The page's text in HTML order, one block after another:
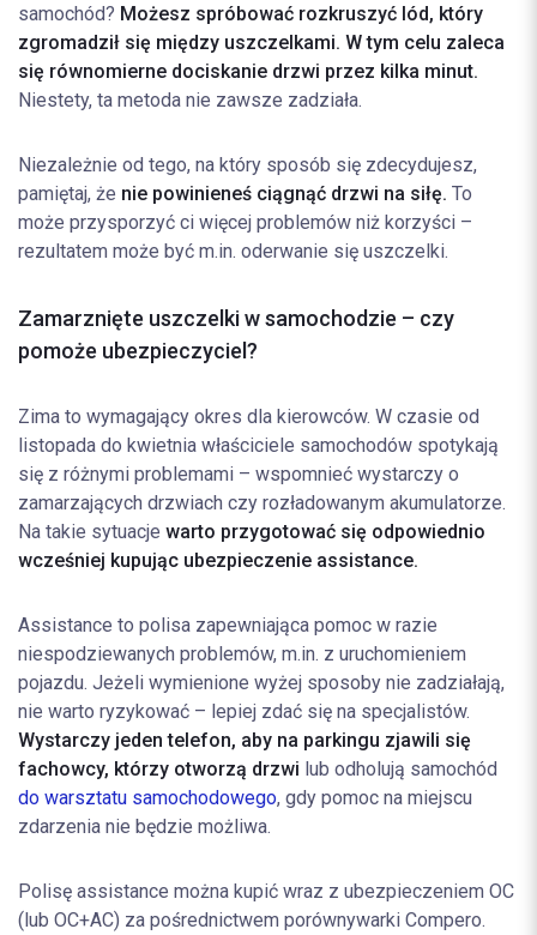
samochód? Możesz spróbować rozkruszyć lód, który
zgromadził się między uszczelkami. W tym celu zaleca
się równomierne dociskanie drzwi przez kilka minut.
Niestety, ta metoda nie zawsze zadziała.
Niezależnie od tego, na który sposób się zdecydujesz,
pamiętaj, że nie powinieneś ciągnąć drzwi na siłę. To
może przysporzyć ci więcej problemów niż korzyści –
rezultatem może być m.in. oderwanie się uszczelki.
Zamarznięte uszczelki w samochodzie – czy
pomoże ubezpieczyciel?
Zima to wymagający okres dla kierowców. W czasie od
listopada do kwietnia właściciele samochodów spotykają
się z różnymi problemami – wspomnieć wystarczy o
zamarzających drzwiach czy rozładowanym akumulatorze.
Na takie sytuacje warto przygotować się odpowiednio
wcześniej kupując ubezpieczenie assistance.
Assistance to polisa zapewniająca pomoc w razie
niespodziewanych problemów, m.in. z uruchomieniem
pojazdu. Jeżeli wymienione wyżej sposoby nie zadziałają,
nie warto ryzykować – lepiej zdać się na specjalistów.
Wystarczy jeden telefon, aby na parkingu zjawili się
fachowcy, którzy otworzą drzwi lub odholują samochód
do warsztatu samochodowego, gdy pomoc na miejscu
zdarzenia nie będzie możliwa.
Polisę assistance można kupić wraz z ubezpieczeniem OC
(lub OC+AC) za pośrednictwem porównywarki Compero.